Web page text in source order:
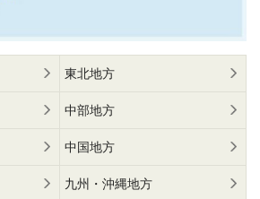
東北地方
中部地方
中国地方
九州・沖縄地方